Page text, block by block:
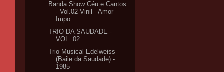
Banda Show Céu e Cantos
- Vol.02 Vinil - Amor
Impo...
TRIO DA SAUDADE -
VOL. 02
Trio Musical Edelweiss
(Baile da Saudade) -
1985